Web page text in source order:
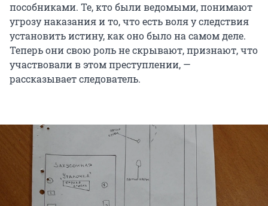
пособниками. Те, кто были ведомыми, понимают
угрозу наказания и то, что есть воля у следствия
установить истину, как оно было на самом деле.
Теперь они свою роль не скрывают, признают, что
участвовали в этом преступлении, —
рассказывает следователь.